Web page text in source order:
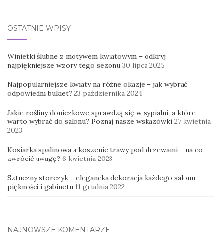
OSTATNIE WPISY
Winietki ślubne z motywem kwiatowym – odkryj
najpiękniejsze wzory tego sezonu 30 lipca 2025
Najpopularniejsze kwiaty na różne okazje – jak wybrać
odpowiedni bukiet? 23 października 2024
Jakie rośliny doniczkowe sprawdzą się w sypialni, a które
warto wybrać do salonu? Poznaj nasze wskazówki 27 kwietnia
2023
Kosiarka spalinowa a koszenie trawy pod drzewami – na co
zwrócić uwagę? 6 kwietnia 2023
Sztuczny storczyk – elegancka dekoracja każdego salonu
piękności i gabinetu 11 grudnia 2022
NAJNOWSZE KOMENTARZE